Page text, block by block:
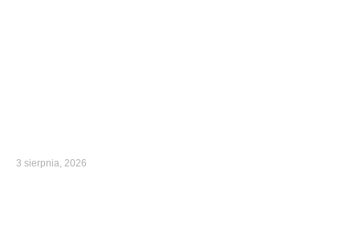
3 sierpnia, 2026